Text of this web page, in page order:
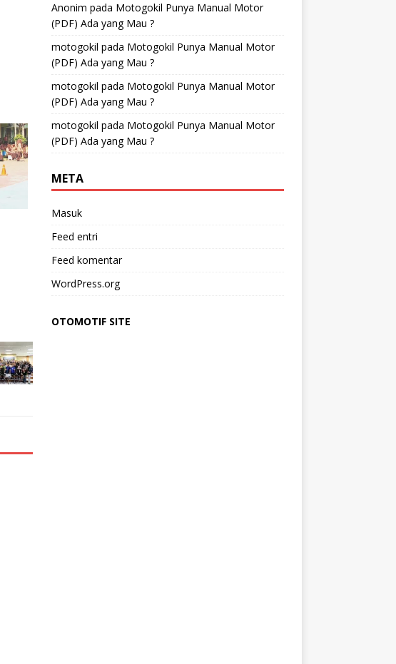
Anonim pada Motogokil Punya Manual Motor
(PDF) Ada yang Mau ?
motogokil pada Motogokil Punya Manual Motor
(PDF) Ada yang Mau ?
motogokil pada Motogokil Punya Manual Motor
(PDF) Ada yang Mau ?
motogokil pada Motogokil Punya Manual Motor
(PDF) Ada yang Mau ?
META
Masuk
Feed entri
Feed komentar
WordPress.org
OTOMOTIF SITE